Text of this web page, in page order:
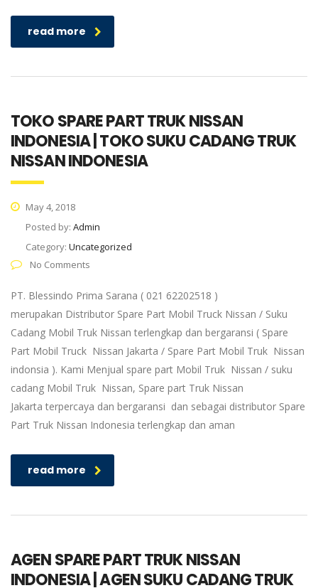
read more
TOKO SPARE PART TRUK NISSAN
INDONESIA | TOKO SUKU CADANG TRUK
NISSAN INDONESIA
May 4, 2018
Posted by: Admin
Category: Uncategorized
No Comments
PT. Blessindo Prima Sarana ( 021 62202518 )
merupakan Distributor Spare Part Mobil Truck Nissan / Suku
Cadang Mobil Truk Nissan terlengkap dan bergaransi ( Spare
Part Mobil Truck Nissan Jakarta / Spare Part Mobil Truk Nissan
indonsia ). Kami Menjual spare part Mobil Truk Nissan / suku
cadang Mobil Truk Nissan, Spare part Truk Nissan
Jakarta terpercaya dan bergaransi dan sebagai distributor Spare
Part Truk Nissan Indonesia terlengkap dan aman
read more
AGEN SPARE PART TRUK NISSAN
INDONESIA | AGEN SUKU CADANG TRUK